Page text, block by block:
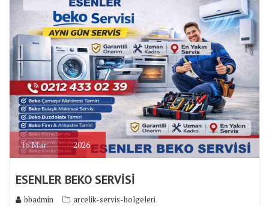
16Mar 2026
ESENLER BEKO SERVİSİ
bbadmin
arcelik-servis-bolgeleri